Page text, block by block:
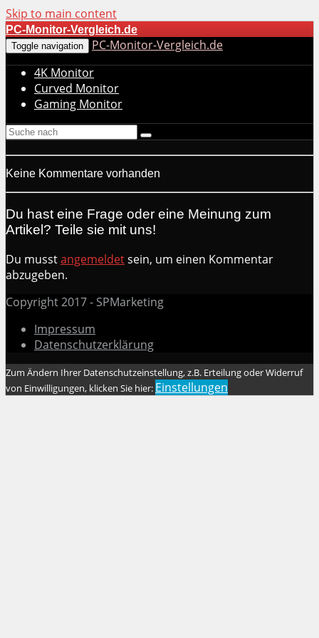
Skip to main content
PC-Monitor-Vergleich.de
Toggle navigation
PC-Monitor-Vergleich.de
4K Monitor
Curved Monitor
Gaming Monitor
Keine Kommentare vorhanden
Du hast eine Frage oder eine Meinung zum
Artikel? Teile sie mit uns!
Du musstangemeldetsein, um einen Kommentar
abzugeben.
Copyright 2017 - SPMarketing
Impressum
Datenschutzerklärung
Zum Ändern Ihrer Datenschutzeinstellung, z.B. Erteilung oder Widerruf
von Einwilligungen, klicken Sie hier: Einstellungen